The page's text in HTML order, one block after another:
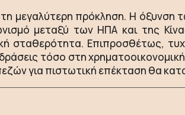
μεγαλύτερη πρόκληση. Η όξυνση
μεταξύ των ΗΠΑ και της
σταθερότητα. Επιπροσθέτως,
τόσο στη
για πιστωτική επέκταση θα